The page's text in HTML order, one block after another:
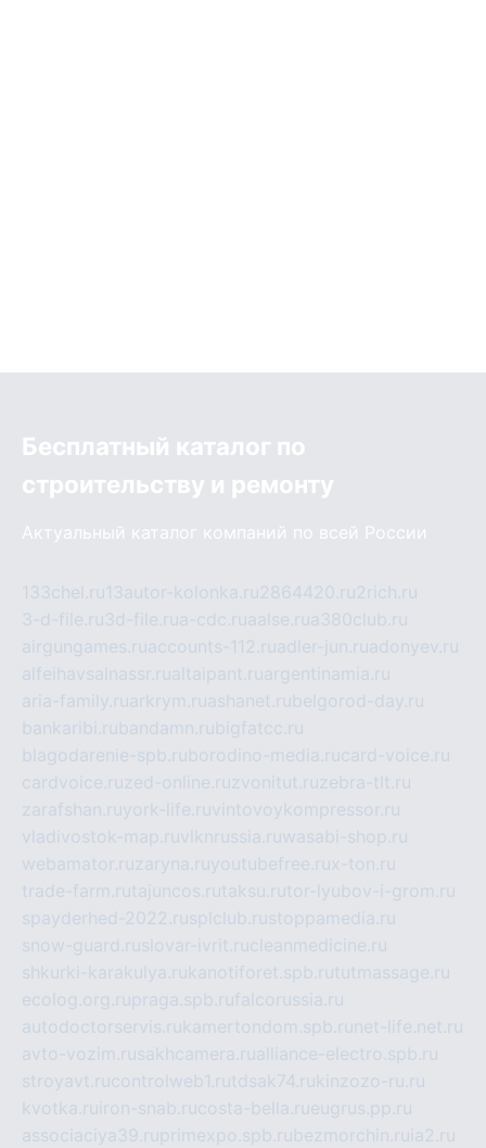
Бесплатный каталог по
строительству и ремонту
Актуальный каталог компаний по всей России
133chel.ru13autor-kolonka.ru2864420.ru2rich.ru
3-d-file.ru3d-file.rua-cdc.ruaalse.rua380club.ru
airgungames.ruaccounts-112.ruadler-jun.ruadonyev.ru
alfeihavsalnassr.rualtaipant.ruargentinamia.ru
aria-family.ruarkrym.ruashanet.rubelgorod-day.ru
bankaribi.rubandamn.rubigfatcc.ru
blagodarenie-spb.ruborodino-media.rucard-voice.ru
cardvoice.ruzed-online.ruzvonitut.ruzebra-tlt.ru
zarafshan.ruyork-life.ruvintovoykompressor.ru
vladivostok-map.ruvlknrussia.ruwasabi-shop.ru
webamator.ruzaryna.ruyoutubefree.rux-ton.ru
trade-farm.rutajuncos.rutaksu.rutor-lyubov-i-grom.ru
spayderhed-2022.rusplclub.rustoppamedia.ru
snow-guard.ruslovar-ivrit.rucleanmedicine.ru
shkurki-karakulya.rukanotiforet.spb.rututmassage.ru
ecolog.org.rupraga.spb.rufalcorussia.ru
autodoctorservis.rukamertondom.spb.ru net-life.net.ru
avto-vozim.rusakhcamera.rualliance-electro.spb.ru
stroyavt.rucontrolweb1.rutdsak74.rukinzozo-ru.ru
kvotka.ru iron-snab.rucosta-bella.rueugrus.pp.ru
associaciya39.ruprimexpo.spb.rubezmorchin.ru ia2.ru